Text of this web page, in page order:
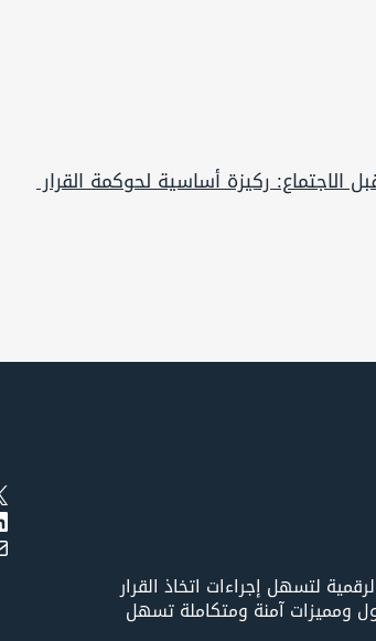
قبل الاجتماع: ركيزة أساسية لحوكمة القرار
لتسهل إجراءات اتخاذ القرار
ومميزات آمنة ومتكاملة تسهل
Mail